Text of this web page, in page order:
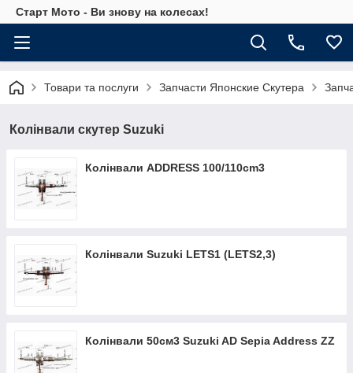
Старт Мото - Ви знову на колесах!
Товари та послуги Запчасти Японские Скутера
Колінвали скутер Suzuki
Колінвали ADDRESS 100/110cm3
Колінвали Suzuki LETS1 (LETS2,3)
Колінвали 50см3 Suzuki AD Sepia Address ZZ